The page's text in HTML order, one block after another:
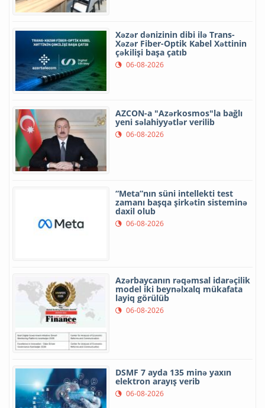
Xəzər dənizinin dibi ilə Trans-
Xəzər Fiber-Optik Kabel Xəttinin
çəkilişi başa çatıb
06-08-2026
AZCON-a "Azərkosmos"la bağlı
yeni səlahiyyətlər verilib
06-08-2026
“Meta”nın süni intellekti test
zamanı başqa şirkətin sisteminə
daxil olub
06-08-2026
Azərbaycanın rəqəmsal idarəçilik
model iki beynəlxalq mükafata
layiq görülüb
06-08-2026
DSMF 7 ayda 135 minə yaxın
elektron arayış verib
06-08-2026